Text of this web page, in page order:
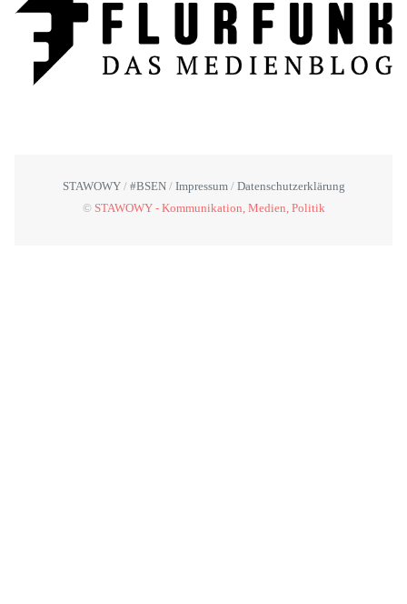
STAWOWY #BSEN Impressum
Datenschutzerklärung
© STAWOWY - Kommunikation, Medien, Politik